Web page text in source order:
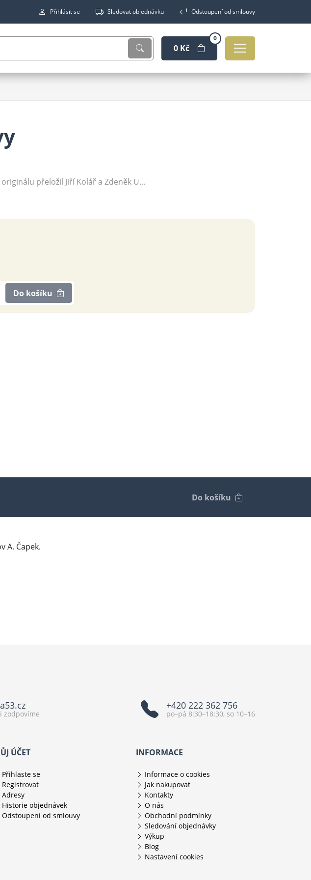
Přihlásit se Sledovat objednávku Odstoupení od smlouvy
0 Kč
0
přeložil Jiří Kolář a Zdeněk U...
Do košíku
Do košíku
A. Čapek.
zodpovíme
+420 222 362 756
po–pá 8:30–18:30, so 10–16
ÚČET
Přihlaste se
Registrovat
Adresy
Historie objednávek
Odstoupení od smlouvy
INFORMACE
Informace o cookies
Jak nakupovat
Kontakty
O nás
Obchodní podmínky
Sledování objednávky
Výkup
Blog
Nastavení cookies